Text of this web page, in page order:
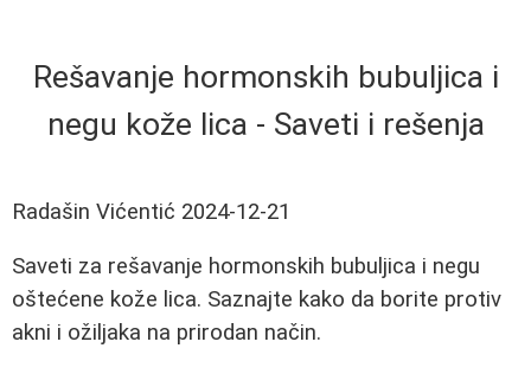
Rešavanje hormonskih bubuljica i
negu kože lica - Saveti i rešenja
Radašin Vićentić 2024-12-21
Saveti za rešavanje hormonskih bubuljica i negu
oštećene kože lica. Saznajte kako da borite protiv
akni i ožiljaka na prirodan način.